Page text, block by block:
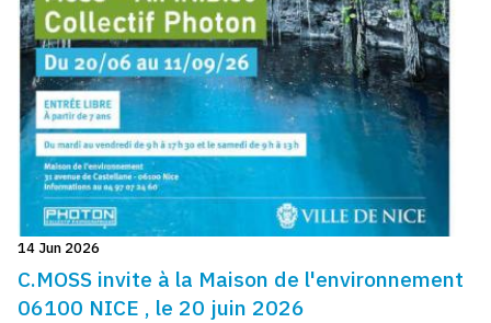
14 Jun 2026
C.MOSS invite à la Maison de l'environnement
06100 NICE , le 20 juin 2026